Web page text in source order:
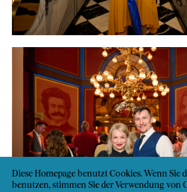
Diese Homepage benutzt Cookies. Wenn Sie
benutzen, stimmen Sie der Verwendung von